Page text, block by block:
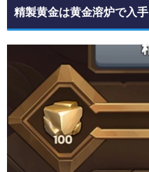
精製黄金は黄金溶炉で入手